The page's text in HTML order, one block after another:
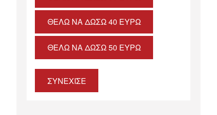
ΘΈΛΩ ΝΑ ΔΏΣΩ 40 ΕΥΡΏ
ΘΈΛΩ ΝΑ ΔΏΣΩ 50 ΕΥΡΏ
ΣΥΝΕΧΙΣΕ